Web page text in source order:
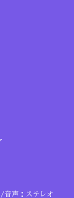
声：ステレオ